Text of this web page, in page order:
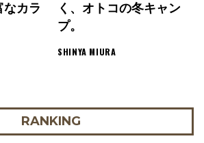
なカラ
く、オトコの冬キャン
プ。
SHINYA MIURA
RANKING